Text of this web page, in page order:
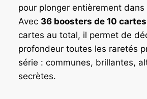
pour plonger entièrement dans
Avec 36 boosters de 10 cartes
cartes au total, il permet de
profondeur toutes les raretés
série : communes, brillantes,
secrètes.